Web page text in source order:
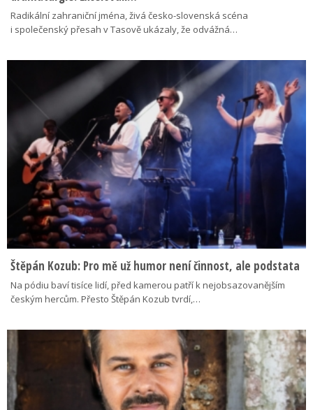
Radikální zahraniční jména, živá česko-slovenská scéna
i společenský přesah v Tasově ukázaly, že odvážná…
Štěpán Kozub: Pro mě už humor není činnost, ale podstata
Na pódiu baví tisíce lidí, před kamerou patří k nejobsazovanějším
českým hercům. Přesto Štěpán Kozub tvrdí,…